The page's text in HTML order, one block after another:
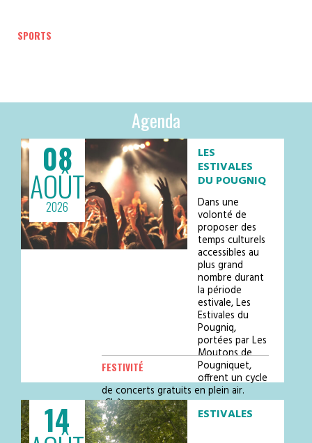
SPORTS
Agenda
08
AOÛT
2026
LES
ESTIVALES
DU POUGNIQ
Dans une
volonté de
proposer des
temps culturels
accessibles au
plus grand
nombre durant
la période
estivale, Les
Estivales du
Pougniq,
portées par Les
Moutons de
Pougniquet,
offrent un cycle
de concerts gratuits en plein air.
Châte…
FESTIVITÉ
14 ESTIVALES